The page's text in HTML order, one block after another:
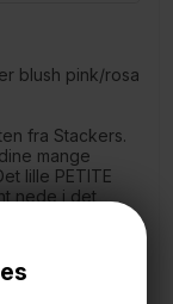
blush pink/rosa
fra Stackers.
mange
lille PETITE
nede i det
velour.